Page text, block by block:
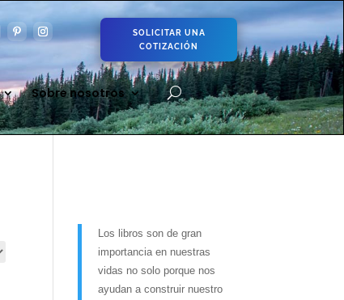
SOLICITAR UNA
COTIZACIÓN
Sobre nosotros
Los libros son de gran
importancia en nuestras
vidas no solo porque nos
ayudan a construir nuestro